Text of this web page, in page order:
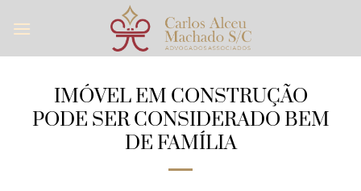
IMÓVEL EM CONSTRUÇÃO
PODE SER CONSIDERADO BEM
DE FAMÍLIA